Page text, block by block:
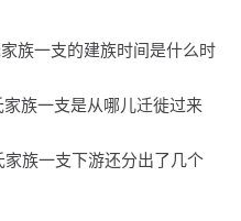
族一支的建族时间是什么时
族一支是从哪儿迁徙过来
族一支下游还分出了几个